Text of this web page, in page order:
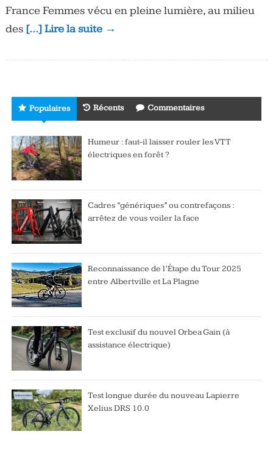
France Femmes vécu en pleine lumière, au milieu
des […] Lire la suite →
Populaires Récents Commentaires
Humeur : faut-il laisser rouler les VTT
électriques en forêt ?
Cadres “génériques” ou contrefaçons :
arrêtez de vous voiler la face
Reconnaissance de l’Étape du Tour 2025
entre Albertville et La Plagne
Test exclusif du nouvel Orbea Gain (à
assistance électrique)
Test longue durée du nouveau Lapierre
Xelius DRS 10.0